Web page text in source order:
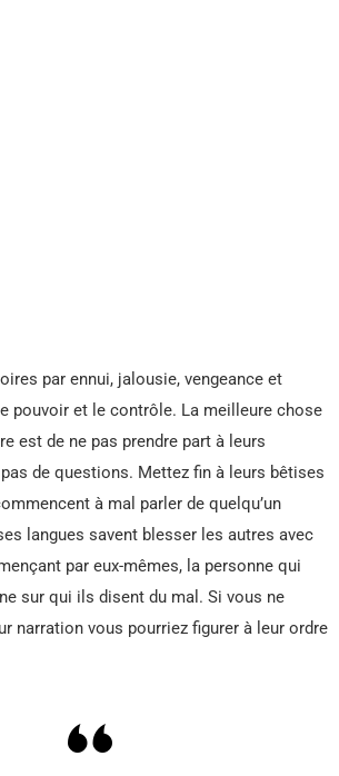
par ennui, jalousie, vengeance et
pouvoir et le contrôle. La meilleure chose
est de ne pas prendre part à leurs
de questions. Mettez fin à leurs bêtises
à mal parler de quelqu’un
langues savent blesser les autres avec
par eux-mêmes, la personne qui
sur qui ils disent du mal. Si vous ne
narration vous pourriez figurer à leur ordre